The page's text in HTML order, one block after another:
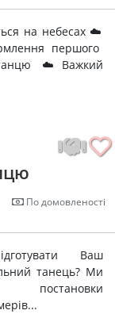
на небесах ☁️
першого
танцю ☁️Важкий
По домовленості
Ваш
танець? Ми
постановки